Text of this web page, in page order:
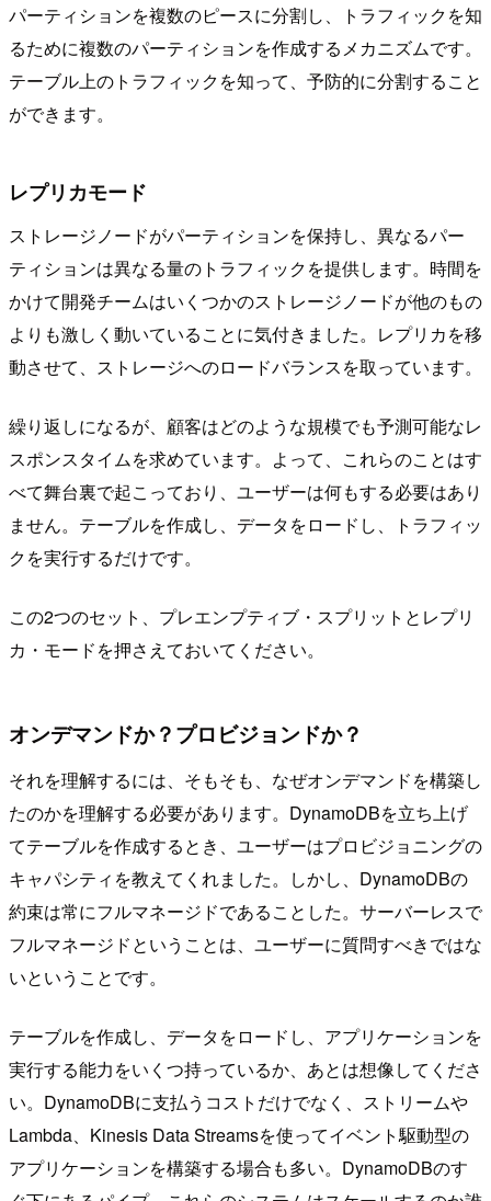
パーティションを複数のピースに分割し、トラフィックを知
るために複数のパーティションを作成するメカニズムです。
テーブル上のトラフィックを知って、予防的に分割すること
ができます。
レプリカモード
ストレージノードがパーティションを保持し、異なるパー
ティションは異なる量のトラフィックを提供します。時間を
かけて開発チームはいくつかのストレージノードが他のもの
よりも激しく動いていることに気付きました。レプリカを移
動させて、ストレージへのロードバランスを取っています。
繰り返しになるが、顧客はどのような規模でも予測可能なレ
スポンスタイムを求めています。よって、これらのことはす
べて舞台裏で起こっており、ユーザーは何もする必要はあり
ません。テーブルを作成し、データをロードし、トラフィッ
クを実行するだけです。
この2つのセット、プレエンプティブ・スプリットとレプリ
カ・モードを押さえておいてください。
オンデマンドか？プロビジョンドか？
それを理解するには、そもそも、なぜオンデマンドを構築し
たのかを理解する必要があります。DynamoDBを立ち上げ
てテーブルを作成するとき、ユーザーはプロビジョニングの
キャパシティを教えてくれました。しかし、DynamoDBの
約束は常にフルマネージドであることした。サーバーレスで
フルマネージドということは、ユーザーに質問すべきではな
いということです。
テーブルを作成し、データをロードし、アプリケーションを
実行する能力をいくつ持っているか、あとは想像してくださ
い。DynamoDBに支払うコストだけでなく、ストリームや
Lambda、Kinesis Data Streamsを使ってイベント駆動型の
アプリケーションを構築する場合も多い。DynamoDBのす